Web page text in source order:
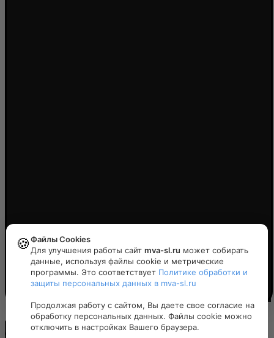
🍪Файлы Cookies
Для улучшения работы сайт mva-sl.ru может собирать
данные, используя файлы cookie и метрические
программы. Это соответствует Политике обработки и
защиты персональных данных в mva-sl.ru
Продолжая работу с сайтом, Вы даете свое согласие на
обработку персональных данных. Файлы cookie можно
отключить в настройках Вашего браузера.